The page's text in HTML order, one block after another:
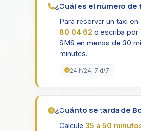
¿Cuál es el número
Para reservar un taxi
80 04 62 o escriba por
SMS en menos de 30
minutos.
24 h/24, 7 d/7
¿Cuánto se tarda de
Calcule 35 a 50